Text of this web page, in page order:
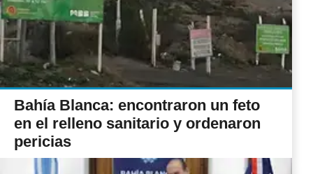
Bahía Blanca: encontraron un feto
en el relleno sanitario y ordenaron
pericias